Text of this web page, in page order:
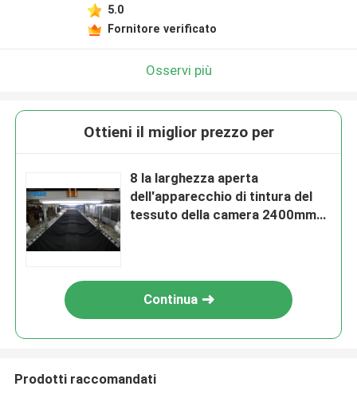
5.0
Fornitore verificato
Osservi più
Ottieni il miglior prezzo per
8 la larghezza aperta
dell'apparecchio di tintura del
tessuto della camera 2400mm
Continua
Prodotti raccomandati